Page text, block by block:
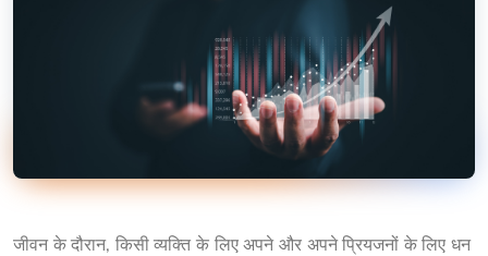
जीवन के दौरान, किसी व्यक्ति के लिए अपने और अपने प्रियजनों के लिए धन